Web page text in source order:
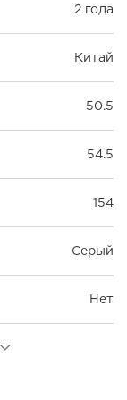
2 года
Китай
50.5
54.5
154
Серый
Нет